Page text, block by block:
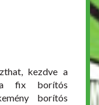
kezdve a
fix borítós
borítós